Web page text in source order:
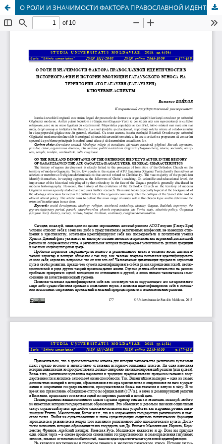
О РОЛИ И ЗНАЧИМОСТИ ФАКТОРА ПРАВОСЛАВНОЙ ИДЕНТИЧНОСТИ В ИСТОРИОГРАФИИ И ИСТОРИИ ЭВОЛЮЦИИ ГАГАУЗСКОГО ЭТНОСА НА ТЕРРИТОРИИ АТО ГАГАУЗИЯ (ГАГАУЗ ЕРИ). КЛЮЧЕВЫЕ АСПЕКТЫ